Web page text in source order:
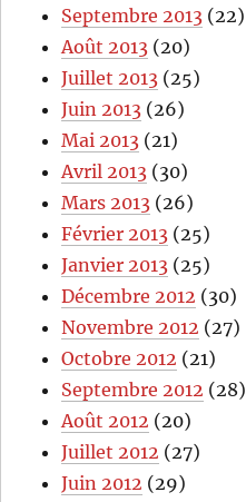
Septembre 2013 (22)
Août 2013 (20)
Juillet 2013 (25)
Juin 2013 (26)
Mai 2013 (21)
Avril 2013 (30)
Mars 2013 (26)
Février 2013 (25)
Janvier 2013 (25)
Décembre 2012 (30)
Novembre 2012 (27)
Octobre 2012 (21)
Septembre 2012 (28)
Août 2012 (20)
Juillet 2012 (27)
Juin 2012 (29)